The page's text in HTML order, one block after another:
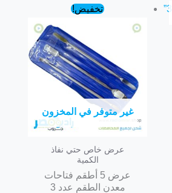
تخفيض!
غير متوفر في المخزون
عرض خاص حتي نفاذ
الكمية
عرض 5 أطقم فتاحات
معدن الطقم عدد 3
السعر
الأصلي
350.00 EGP.
هو:
299.00 EGP.